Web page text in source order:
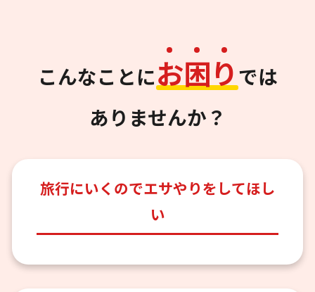
こんなことにお困り では
ありませんか？
旅行にいくのでエサやりをしてほし
い